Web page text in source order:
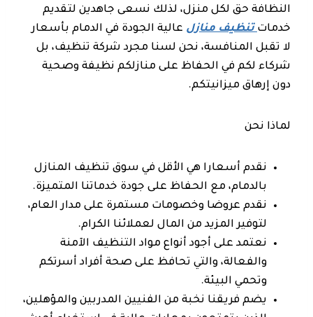
النظافة حق لكل منزل، لذلك نسعى جاهدين لتقديم
خدمات تنظيف منازل عالية الجودة في الدمام بأسعار
لا تقبل المنافسة، نحن لسنا مجرد شركة تنظيف، بل
شركاء لكم في الحفاظ على منازلكم نظيفة وصحية
دون إرهاق ميزانيتكم.
لماذا نحن
نقدم أسعارا هي الأقل في سوق تنظيف المنازل
بالدمام، مع الحفاظ على جودة خدماتنا المتميزة.
نقدم عروضا وخصومات مستمرة على مدار العام،
لتوفير المزيد من المال لعملائنا الكرام.
نعتمد على أجود أنواع مواد التنظيف الآمنة
والفعالة، والتي تحافظ على صحة أفراد أسرتكم
وتحمي البيئة.
يضم فريقنا نخبة من الفنيين المدربين والمؤهلين،